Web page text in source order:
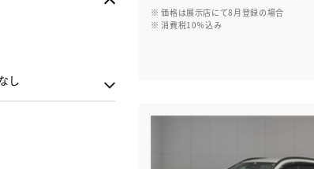
※ 価格は展示店にて8月登録の場合
※ 消費税10％込み